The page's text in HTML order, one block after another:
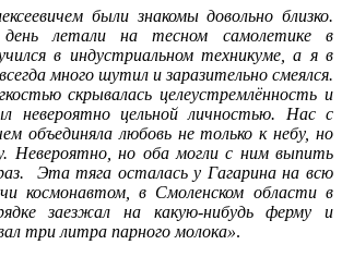
были знакомы довольно близко.
летали на тесном самолетике в
в индустриальном техникуме, а я в
много шутил и заразительно смеялся.
скрывалась целеустремлённость и
невероятно цельной личностью. Нас с
объединяла любовь не только к небу, но
Невероятно, но оба могли с ним выпить
Эта тяга осталась у Гагарина на всю
космонавтом, в Смоленском области в
заезжал на какую-нибудь ферму и
три литра парного молока».